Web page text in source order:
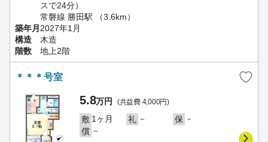
スで24分）
常磐線 勝田駅 （3.6km）
築年月 2027年1月
構造
木造
階数
地上2階
＊＊＊号室
5.8万円 (共益費 4,000円)
敷 1ヶ月 礼 － 保 －
償 －